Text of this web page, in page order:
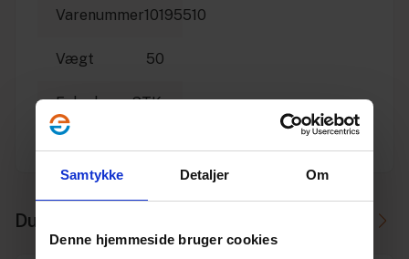
Samtykke Detaljer Om
Denne hjemmeside bruger cookies
Varenummer10195510
Vægt 50
Enhed STK.
Dimension 600
Du skal måske også bruge